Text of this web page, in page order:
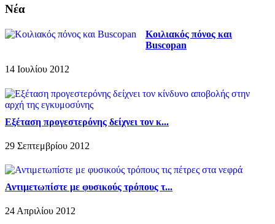
Νέα
Κοιλιακός πόνος και
Buscopan
14 Ιουλίου 2012
Εξέταση προγεστερόνης δείχνει τον κ...
29 Σεπτεμβρίου 2012
Αντιμετωπίστε με φυσικούς τρόπους τ...
24 Απριλίου 2012